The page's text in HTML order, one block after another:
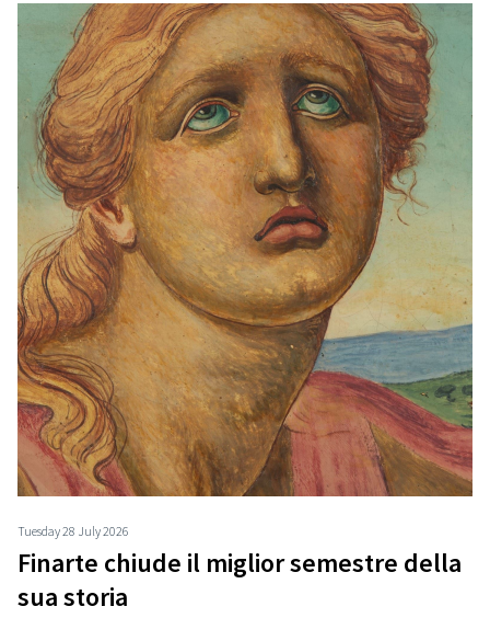
Tuesday 28 July 2026
Finarte chiude il miglior semestre della
sua storia